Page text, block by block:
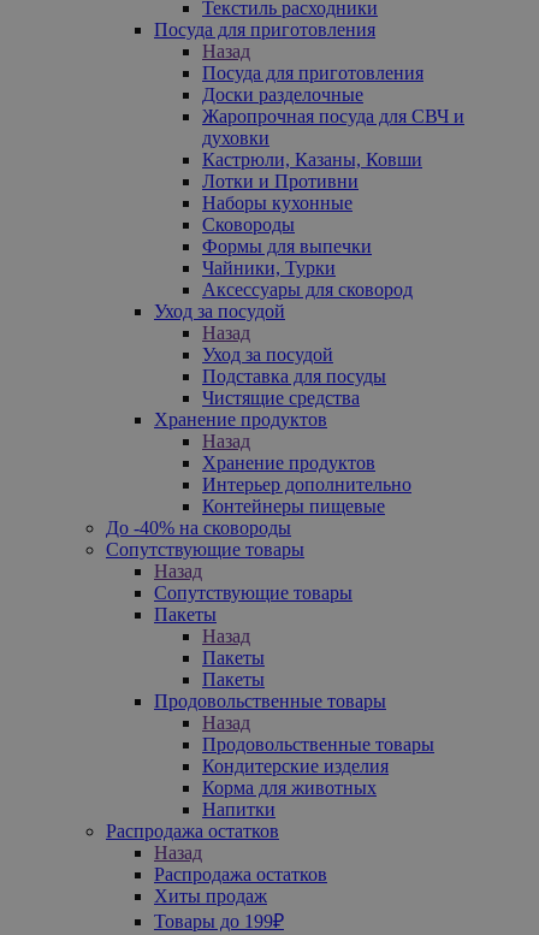
Текстиль расходники
Посуда для приготовления
Назад
Посуда для приготовления
Доски разделочные
Жаропрочная посуда для СВЧ и
духовки
Кастрюли, Казаны, Ковши
Лотки и Противни
Наборы кухонные
Сковороды
Формы для выпечки
Чайники, Турки
Аксессуары для сковород
Уход за посудой
Назад
Уход за посудой
Подставка для посуды
Чистящие средства
Хранение продуктов
Назад
Хранение продуктов
Интерьер дополнительно
Контейнеры пищевые
До -40% на сковороды
Сопутствующие товары
Назад
Сопутствующие товары
Пакеты
Назад
Пакеты
Пакеты
Продовольственные товары
Назад
Продовольственные товары
Кондитерские изделия
Корма для животных
Напитки
Распродажа остатков
Назад
Распродажа остатков
Хиты продаж
Товары до 199₽